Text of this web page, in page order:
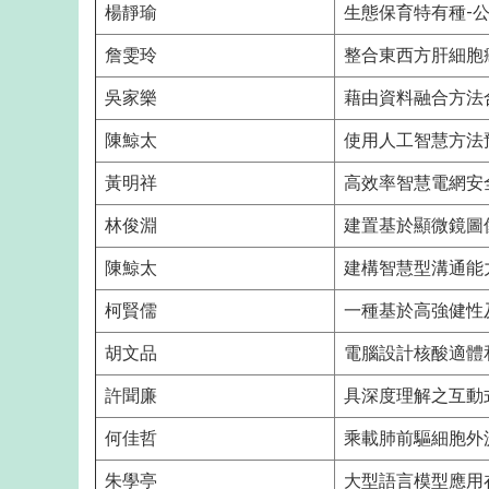
楊靜瑜 生態保育特有種-
詹雯玲 整合東西方肝細
吳家樂 藉由資料融合方
陳鯨太 使用人工智慧方
黃明祥 高效率智慧電網安
林俊淵 建置基於顯微鏡
陳鯨太 建構智慧型溝通
柯賢儒 一種基於高強健
胡文品 電腦設計核酸適
許聞廉 具深度理解之互
何佳哲 乘載肺前驅細胞
朱學亭 大型語言模型應